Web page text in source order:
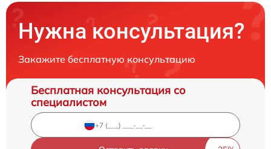
Нужна консультация?
Закажите бесплатную консультацию
Бесплатная консультация со
специалистом